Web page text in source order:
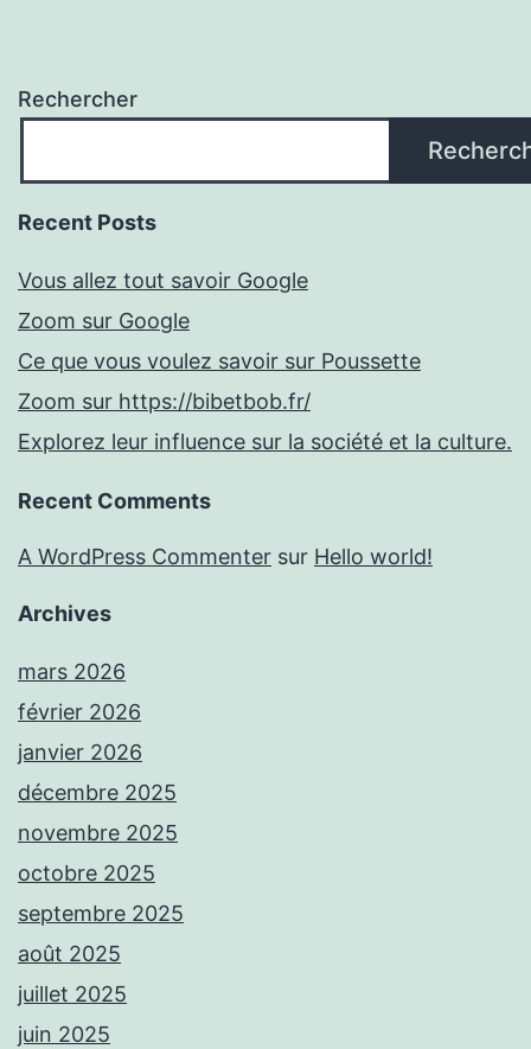
Rechercher
Recent Posts
Vous allez tout savoir Google
Zoom sur Google
Ce que vous voulez savoir sur Poussette
Zoom sur https://bibetbob.fr/
Explorez leur influence sur la société et la culture.
Recent Comments
A WordPress Commenter sur Hello world!
Archives
mars 2026
février 2026
janvier 2026
décembre 2025
novembre 2025
octobre 2025
septembre 2025
août 2025
juillet 2025
juin 2025